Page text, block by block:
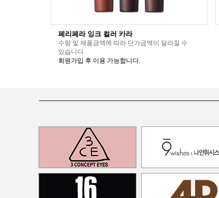
페리페라 잉크 컬러 카라
수량 및 제품금액에 따라 단가금액이 달라질 수
있습니다.
회원가입 후 이용 가능합니다.